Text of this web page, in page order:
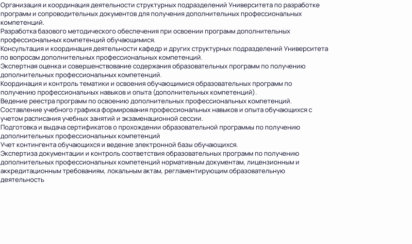
Организация и координация деятельности структурных подразделений Университета по разработке
программ и сопроводительных документов для получения дополнительных профессиональных
компетенций.
Разработка базового методического обеспечения при освоении программ дополнительных
профессиональных компетенций обучающимися.
Консультация и координация деятельности кафедр и других структурных подразделений Университета
по вопросам дополнительных профессиональных компетенций.
Экспертная оценка и совершенствование содержания образовательных программ по получению
дополнительных профессиональных компетенций.
Координация и контроль тематики и освоения обучающимися образовательных программ по
получению профессиональных навыков и опыта (дополнительных компетенций).
Ведение реестра программ по освоению дополнительных профессиональных компетенций.
Составление учебного графика формирования профессиональных навыков и опыта обучающихся с
учетом расписания учебных занятий и экзаменационной сессии.
Подготовка и выдача сертификатов о прохождении образовательной программы по получению
дополнительных профессиональных компетенций
Учет контингента обучающихся и ведение электронной базы обучающихся.
Экспертиза документации и контроль соответствия образовательных программ по получению
дополнительных профессиональных компетенций нормативным документам, лицензионным и
аккредитационным требованиям, локальным актам, регламентирующим образовательную
деятельность